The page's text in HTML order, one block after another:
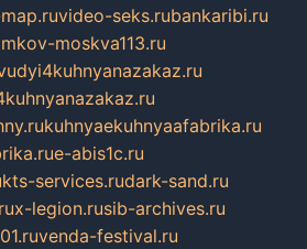
video-seks.rubankaribi.ru
moskva113.ru
kuhnyaekuhnyaafabrika.ru
e-abis1c.ru
kts-services.rudark-sand.ru
x-legion.rusib-archives.ru
venda-festival.ru